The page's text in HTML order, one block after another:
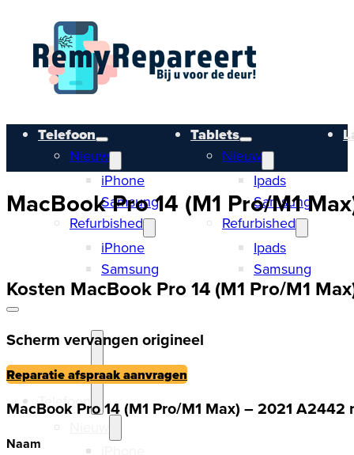
Telefoon
Nieuw
iPhone
Samsung
Refurbished
iPhone
Samsung
Tablets
Nieuw
Ipads
Samsung
Refurbished
Ipads
Samsung
Telefoon
MacBook Pro 14 (M1 Pro/M1
Kosten MacBook Pro 14 (M1 Pro/M1
Scherm vervangen origineel
Reparatie afspraak aanvragen
MacBook Pro 14 (M1 Pro/M1 Max) – 2021
Naam